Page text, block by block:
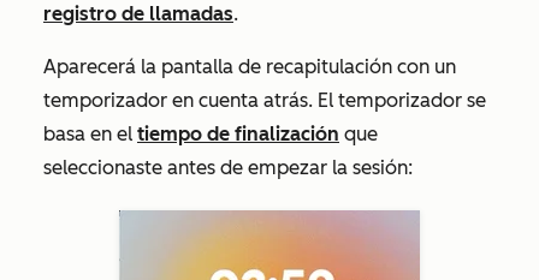
registro de llamadas.
Aparecerá la pantalla de recapitulación con un
temporizador en cuenta atrás. El temporizador se
basa en el tiempo de finalización que
seleccionaste antes de empezar la sesión: